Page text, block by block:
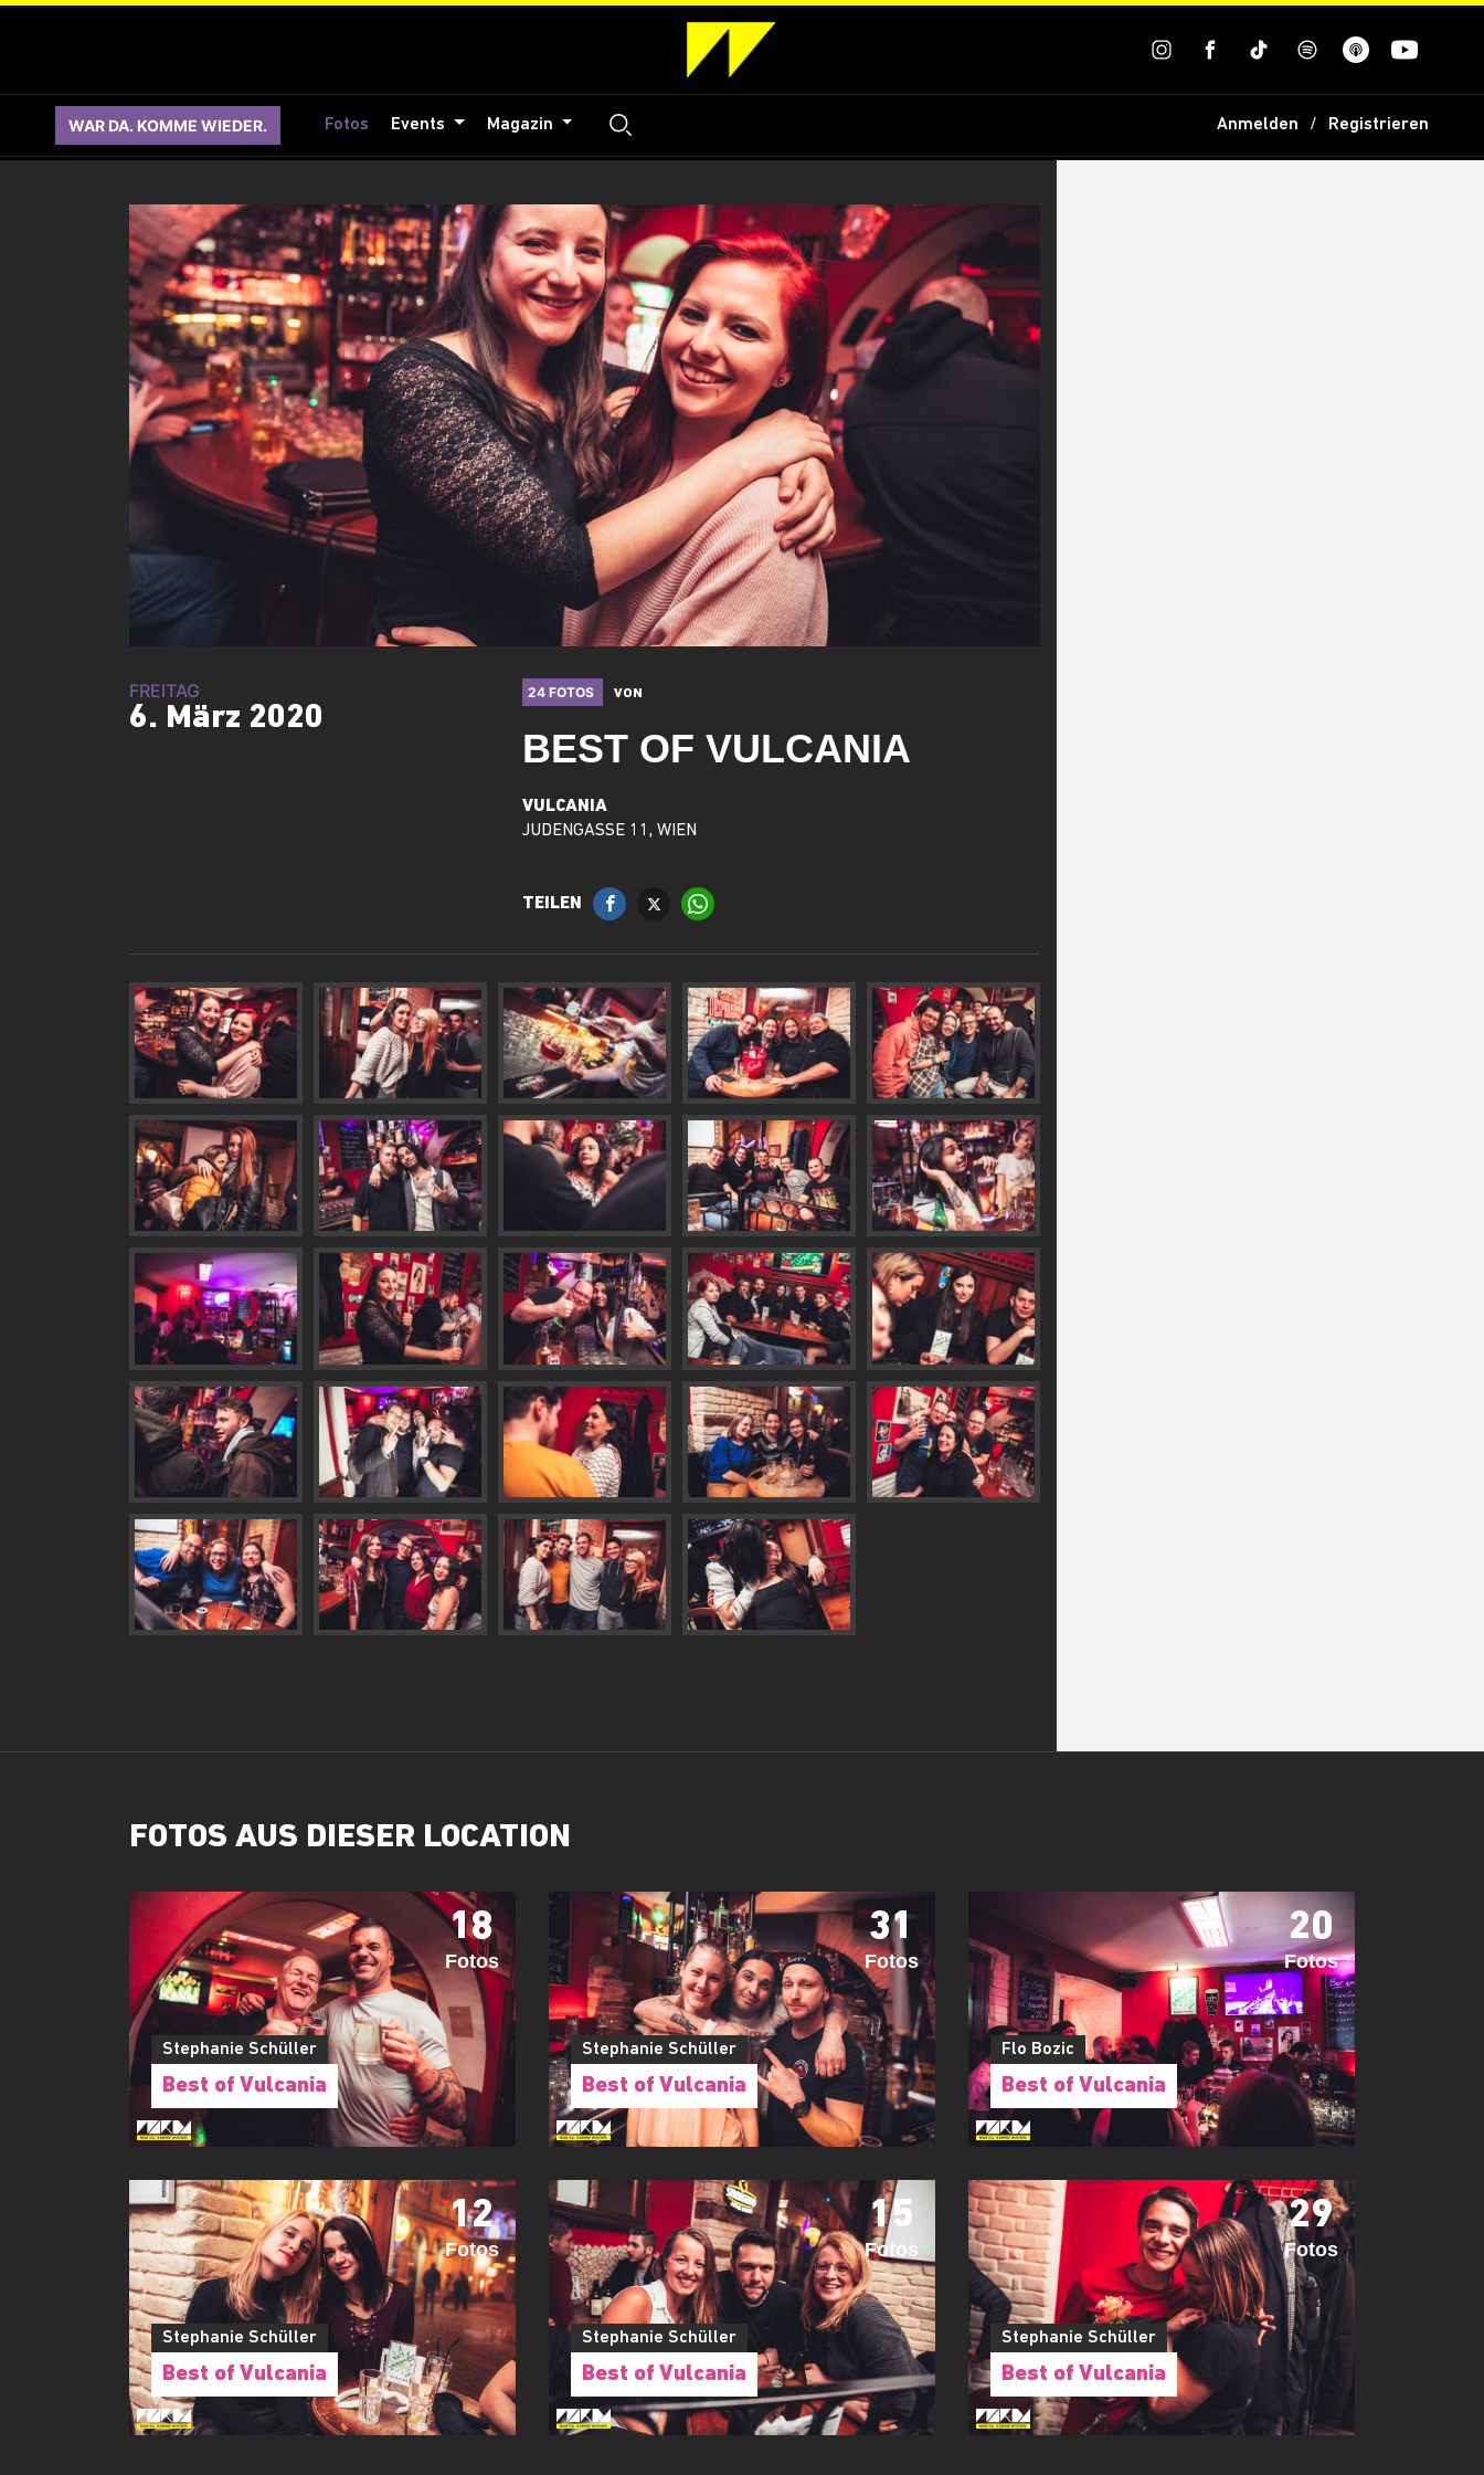
WAR DA. KOMME WIEDER. Fotos Events Magazin Anmelden Registrieren
FREITAG
6. März 2020
24 FOTOS VON
BEST OF VULCANIA
VULCANIA
JUDENGASSE 11, WIEN
TEILEN
FOTOS AUS DIESER LOCATION
Stephanie Schüller
Best of Vulcania
18
Fotos
Stephanie Schüller
Best of Vulcania
31
Fotos
Flo Bozic
Best of Vulcania
20
Fotos
Stephanie Schüller
Best of Vulcania
12
Fotos
Stephanie Schüller
Best of Vulcania
15
Fotos
Stephanie Schüller
Best of Vulcania
29
Fotos